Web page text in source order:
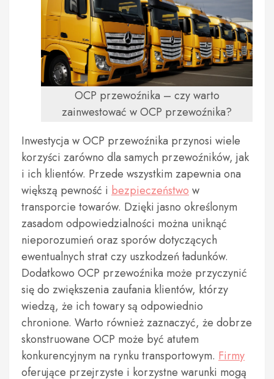
OCP przewoźnika – czy warto
zainwestować w OCP przewoźnika?
Inwestycja w OCP przewoźnika przynosi wiele
korzyści zarówno dla samych przewoźników, jak
i ich klientów. Przede wszystkim zapewnia ona
większą pewność i bezpieczeństwo w
transporcie towarów. Dzięki jasno określonym
zasadom odpowiedzialności można uniknąć
nieporozumień oraz sporów dotyczących
ewentualnych strat czy uszkodzeń ładunków.
Dodatkowo OCP przewoźnika może przyczynić
się do zwiększenia zaufania klientów, którzy
wiedzą, że ich towary są odpowiednio
chronione. Warto również zaznaczyć, że dobrze
skonstruowane OCP może być atutem
konkurencyjnym na rynku transportowym. Firmy
oferujące przejrzyste i korzystne warunki mogą